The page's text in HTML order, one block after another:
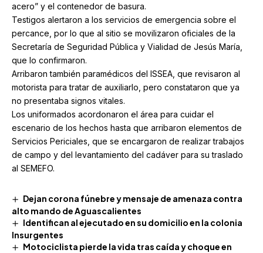
acero” y el contenedor de basura.
Testigos alertaron a los servicios de emergencia sobre el
percance, por lo que al sitio se movilizaron oficiales de la
Secretaría de Seguridad Pública y Vialidad de Jesús María,
que lo confirmaron.
Arribaron también paramédicos del ISSEA, que revisaron al
motorista para tratar de auxiliarlo, pero constataron que ya
no presentaba signos vitales.
Los uniformados acordonaron el área para cuidar el
escenario de los hechos hasta que arribaron elementos de
Servicios Periciales, que se encargaron de realizar trabajos
de campo y del levantamiento del cadáver para su traslado
al SEMEFO.
Dejan corona fúnebre y mensaje de amenaza contra
alto mando de Aguascalientes
Identifican al ejecutado en su domicilio en la colonia
Insurgentes
Motociclista pierde la vida tras caída y choque en